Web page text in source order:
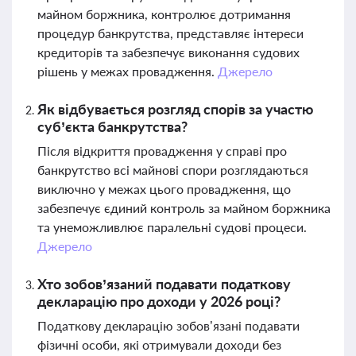
майном боржника, контролює дотримання
процедур банкрутства, представляє інтереси
кредиторів та забезпечує виконання судових
рішень у межах провадження. Джерело
Як відбувається розгляд спорів за участю
суб’єкта банкрутства?
Після відкриття провадження у справі про
банкрутство всі майнові спори розглядаються
виключно у межах цього провадження, що
забезпечує єдиний контроль за майном боржника
та унеможливлює паралельні судові процеси.
Джерело
Хто зобов’язаний подавати податкову
декларацію про доходи у 2026 році?
Податкову декларацію зобов’язані подавати
фізичні особи, які отримували доходи без